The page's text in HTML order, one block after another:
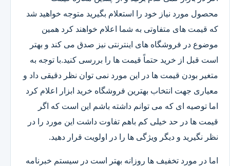
محصول مورد نیاز خود را استعلام بگیرید متوجه خواهید شد
که قیمت های متفاوتی به شما اعلام خواهند کرد همین
موضوع در فروشگاه های اینترنتی نیز صدق می کند و بهتر
است قبل از خرید حتماً قیمت ها را بررسی کنید.با توجه به
متغیر بودن قیمت ها در این مورد نمی توان نظر دقیقی داد و
معیاری جهت انتخاب بهترین فروشگاه خرید ابزار اعلام کرد
اما توصیه ای که می توانم داشته باشم این است که اگر
قیمت ها در حد خیلی کم باهم تفاوت داشت این مورد را در
نظر نگیرید و دیگر ویژگی ها را در اولویت قرار دهید.
اما در مورد تخفیف ها روزانه بهتر است در سیستم خبرنامه